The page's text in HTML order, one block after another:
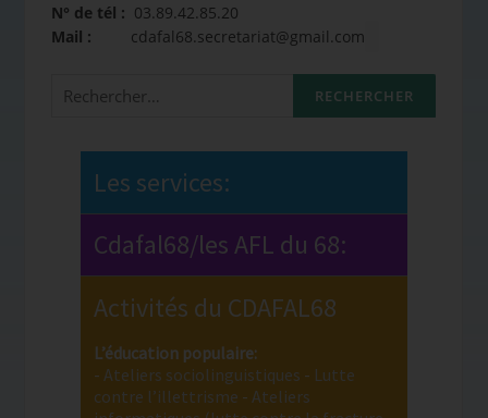
N° de tél : 03.89.42.85.20
Mail : cdafal68.secretariat@gmail.com